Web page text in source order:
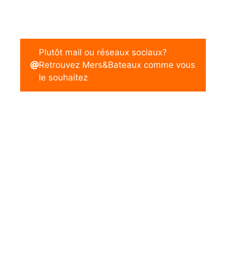
Plutôt mail ou réseaux sociaux?
Retrouvez Mers&Bateaux comme vous
le souhaitez